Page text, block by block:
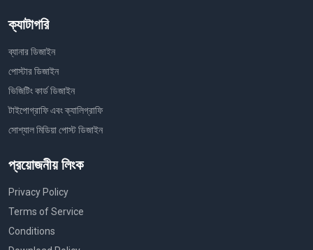
ক্যাটাগরি
ব্যানার ডিজাইন
পোস্টার ডিজাইন
ভিজিটিং কার্ড ডিজাইন
টাইপোগ্রাফি এবং ক্যালিগ্রাফি
সোশ্যাল মিডিয়া পোস্ট ডিজাইন
প্রয়োজনীয় লিংক
Privacy Policy
Terms of Service
Conditions